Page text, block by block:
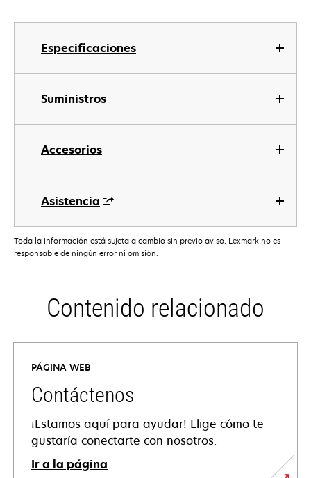
Especificaciones
Suministros
Accesorios
Asistencia
Toda la información está sujeta a cambio sin previo aviso. Lexmark no es
responsable de ningún error ni omisión.
Contenido relacionado
PÁGINA WEB
Contáctenos
¡Estamos aquí para ayudar! Elige cómo te
gustaría conectarte con nosotros.
Ir a la página